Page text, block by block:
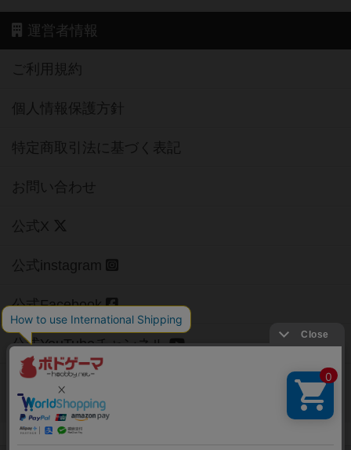
運営者情報
ご利用規約
個人情報保護方針
特定商取引法に基づく表記
お問い合わせ
公式X
公式instagram
公式Facebook
公式YouTubeチャンネル